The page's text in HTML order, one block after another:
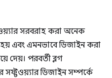
সরবরাহ করা অনেক
এবং এমনভাবে ডিজাইন করা
দেয়। পরবর্তী ব্লগ
ডিজাইন সম্পর্কে